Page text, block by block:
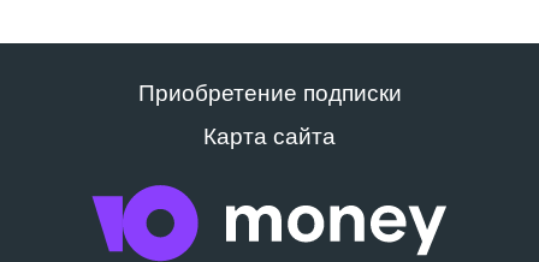
Приобретение подписки
Карта сайта